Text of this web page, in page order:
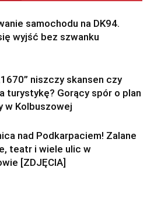
samochodu na DK94.
wyjść bez szwanku
niszczy skansen czy
turystykę? Gorący spór o plan
w Kolbuszowej
nad Podkarpaciem! Zalane
teatr i wiele ulic w
[ZDJĘCIA]